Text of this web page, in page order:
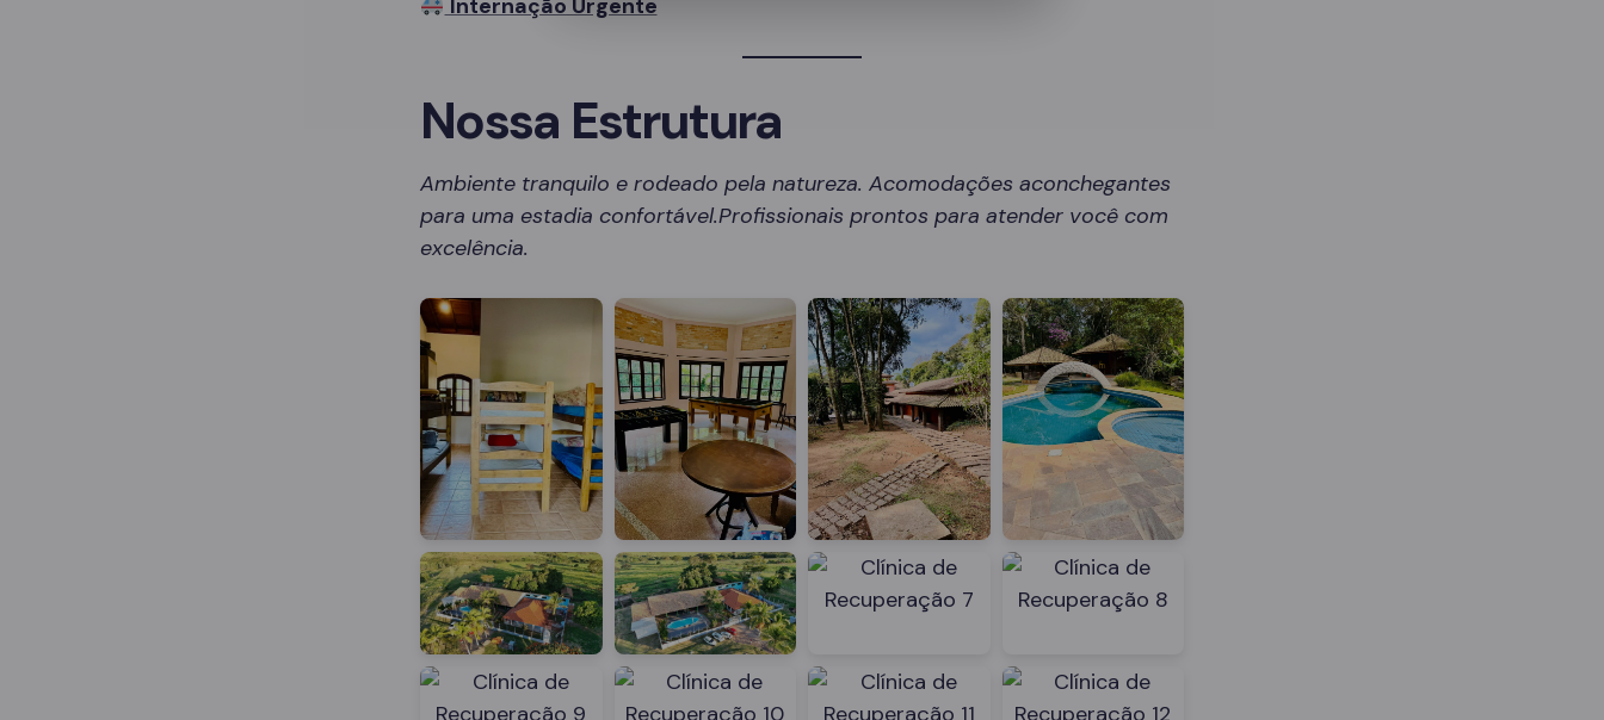
Internação Urgente
Nossa Estrutura
Ambiente tranquilo e rodeado pela natureza. Acomodações aconchegantes
para uma estadia confortável.Profissionais prontos para atender você com
excelência.